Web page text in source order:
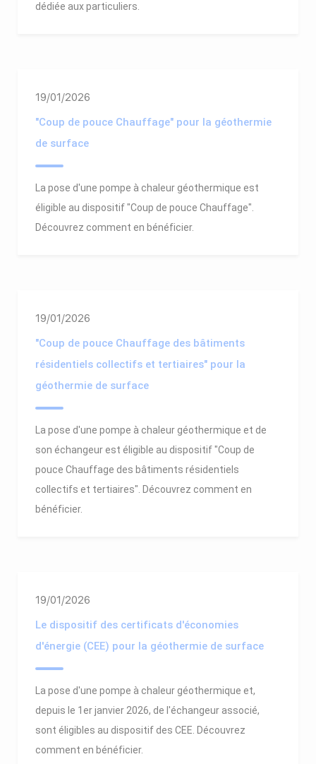
dédiée aux particuliers.
19/01/2026
"Coup de pouce Chauffage" pour la géothermie
de surface
La pose d'une pompe à chaleur géothermique est
éligible au dispositif "Coup de pouce Chauffage".
Découvrez comment en bénéficier.
19/01/2026
"Coup de pouce Chauffage des bâtiments
résidentiels collectifs et tertiaires" pour la
géothermie de surface
La pose d'une pompe à chaleur géothermique et de
son échangeur est éligible au dispositif "Coup de
pouce Chauffage des bâtiments résidentiels
collectifs et tertiaires". Découvrez comment en
bénéficier.
19/01/2026
Le dispositif des certificats d'économies
d'énergie (CEE) pour la géothermie de surface
La pose d'une pompe à chaleur géothermique et,
depuis le 1er janvier 2026, de l'échangeur associé,
sont éligibles au dispositif des CEE. Découvrez
comment en bénéficier.